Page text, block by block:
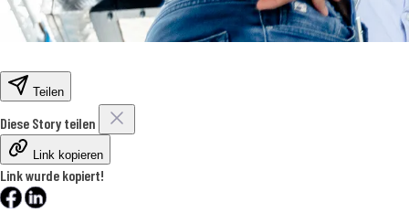
Teilen
Diese Story teilen
Link kopieren
Link wurde kopiert!